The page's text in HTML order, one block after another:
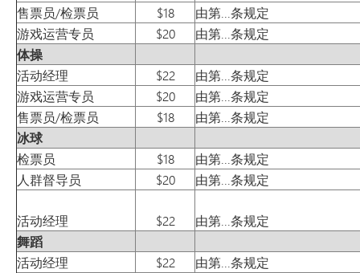
售票员/检票员
$18
由第...条规定
游戏运营专员
$20
由第...条规定
体操
活动经理
$22
由第...条规定
游戏运营专员
$20
由第...条规定
售票员/检票员
$18
由第...条规定
冰球
检票员
$18
由第...条规定
人群督导员
$20 由第...条规定
活动经理 $22
由第...条规定
舞蹈
活动经理
$22
由第...条规定